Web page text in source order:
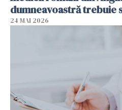
dumneavoastră trebuie
24 MAI 2026